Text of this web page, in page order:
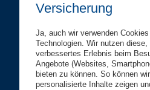
Versicherung
Ja, auch wir verwenden
Technologien. Wir nutzen
verbessertes Erlebnis beim
Angebote (Websites,
bieten zu können. So können
personalisierte Inhalte zeigen